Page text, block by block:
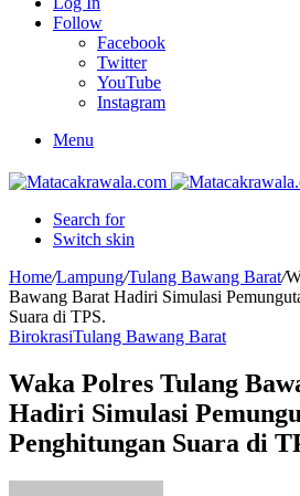
Follow
Facebook
Twitter
YouTube
Instagram
Menu
Search for
Switch skin
Home/Lampung/Tulang Bawang Barat/
Bawang Barat Hadiri Simulasi
Suara di TPS.
BirokrasiTulang Bawang Barat
Waka Polres Tulang
Hadiri Simulasi
Penghitungan Suara di